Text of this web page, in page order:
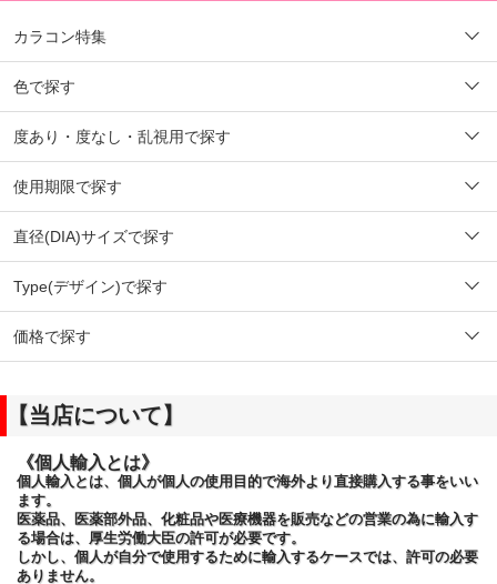
カラコン特集
色で探す
度あり・度なし・乱視用で探す
使用期限で探す
直径(DIA)サイズで探す
Type(デザイン)で探す
価格で探す
【当店について】
《個人輸入とは》
個人輸入とは、個人が個人の使用目的で海外より直接購入する事をいい
ます。
医薬品、医薬部外品、化粧品や医療機器を販売などの営業の為に輸入す
る場合は、厚生労働大臣の許可が必要です。
しかし、個人が自分で使用するために輸入するケースでは、許可の必要
ありません。